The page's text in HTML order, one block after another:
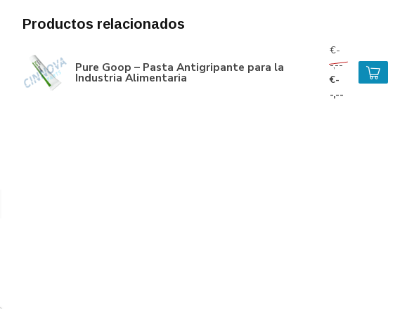
Productos relacionados
Pure Goop – Pasta Antigripante para la
Industria Alimentaria
€-
-,--
€-
-,--